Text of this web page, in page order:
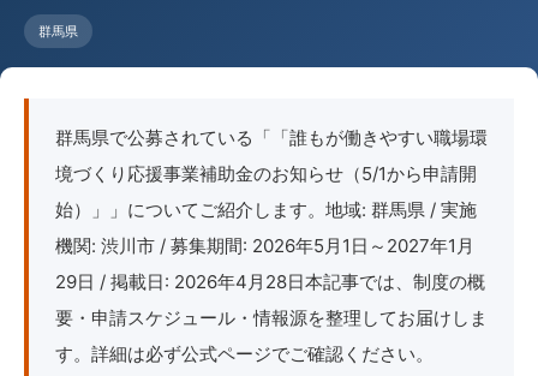
群馬県
群馬県で公募されている「「誰もが働きやすい職場環
境づくり応援事業補助金のお知らせ（5/1から申請開
始）」」についてご紹介します。地域: 群馬県 / 実施
機関: 渋川市 / 募集期間: 2026年5月1日～2027年1月
29日 / 掲載日: 2026年4月28日本記事では、制度の概
要・申請スケジュール・情報源を整理してお届けしま
す。詳細は必ず公式ページでご確認ください。